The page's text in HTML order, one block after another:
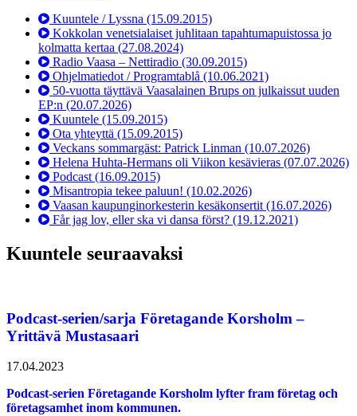
Kuuntele / Lyssna (15.09.2015)
Kokkolan venetsialaiset juhlitaan tapahtumapuistossa jo
kolmatta kertaa (27.08.2024)
Radio Vaasa – Nettiradio (30.09.2015)
Ohjelmatiedot / Programtablå (10.06.2021)
50-vuotta täyttävä Vaasalainen Brups on julkaissut uuden
EP:n (20.07.2026)
Kuuntele (15.09.2015)
Ota yhteyttä (15.09.2015)
Veckans sommargäst: Patrick Linman (10.07.2026)
Helena Huhta-Hermans oli Viikon kesävieras (07.07.2026)
Podcast (16.09.2015)
Misantropia tekee paluun! (10.02.2026)
Vaasan kaupunginorkesterin kesäkonsertit (16.07.2026)
Får jag lov, eller ska vi dansa först? (19.12.2021)
Kuuntele seuraavaksi
Podcast-serien/sarja Företagande Korsholm –
Yrittävä Mustasaari
17.04.2023
Podcast-serien Företagande Korsholm lyfter fram företag och
företagsamhet inom kommunen.